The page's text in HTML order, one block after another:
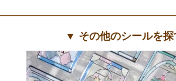
▼ その他のシールを